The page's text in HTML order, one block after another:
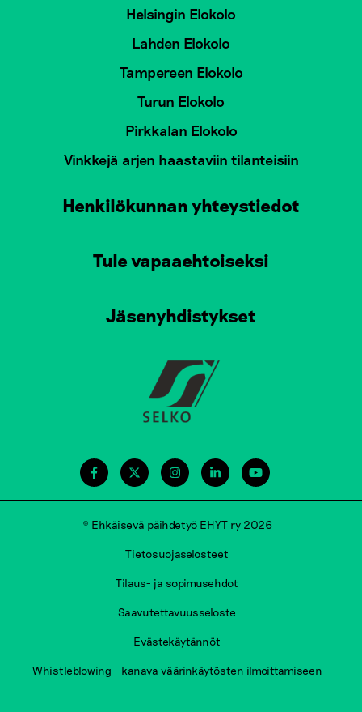
Helsingin Elokolo
Lahden Elokolo
Tampereen Elokolo
Turun Elokolo
Pirkkalan Elokolo
Vinkkejä arjen haastaviin tilanteisiin
Henkilökunnan yhteystiedot
Tule vapaaehtoiseksi
Jäsenyhdistykset
© Ehkäisevä päihdetyö EHYT ry 2026
Tietosuojaselosteet
Tilaus- ja sopimusehdot
Saavutettavuusseloste
Evästekäytännöt
Whistleblowing – kanava väärinkäytösten ilmoittamiseen